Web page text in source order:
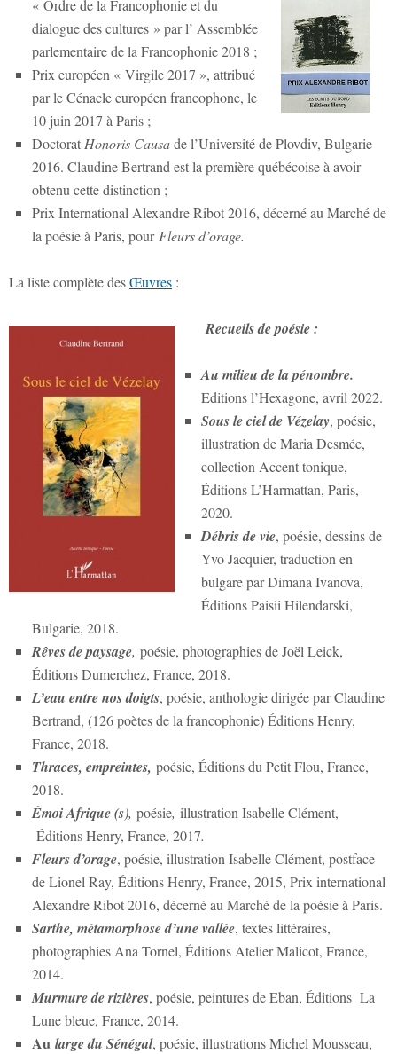
« Ordre de la Francophonie et du
dialogue des cultures » par l’ Assemblée
parlementaire de la Francophonie 2018 ;
Prix européen « Virgile 2017 », attribué
par le Cénacle européen francophone, le
10 juin 2017 à Paris ;
Doctorat Honoris Causade l’Université de Plovdiv, Bulgarie
2016. Claudine Bertrand est la première québécoise à avoir
obtenu cette distinction ;
Prix International Alexandre Ribot 2016, décerné au Marché de
la poésie à Paris, pour Fleurs d’orage.
La liste complète desŒuvres :
Recueils de poésie :
Au milieu de la pénombre.
Editions l’Hexagone, avril 2022.
Sous le ciel de Vézelay, poésie,
illustration de Maria Desmée,
collection Accent tonique,
Éditions L’Harmattan, Paris,
2020.
Débris de vie, poésie, dessins de
Yvo Jacquier, traduction en
bulgare par Dimana Ivanova,
Éditions Paisii Hilendarski,
Bulgarie, 2018.
Rêves de paysage, poésie, photographies de Joël Leick,
Éditions Dumerchez, France, 2018.
L’eau entre nos doigts, poésie, anthologie dirigée par Claudine
Bertrand, (126 poètes de la francophonie) Éditions Henry,
France, 2018.
Thraces, empreintes, poésie, Éditions du Petit Flou, France,
2018.
Émoi Afrique (s), poésie, illustration Isabelle Clément,
Éditions Henry, France, 2017.
Fleurs d’orage, poésie, illustration Isabelle Clément, postface
de Lionel Ray, Éditions Henry, France, 2015, Prix international
Alexandre Ribot 2016, décerné au Marché de la poésie à Paris.
Sarthe, métamorphose d’une vallée, textes littéraires,
photographies Ana Tornel, Éditions Atelier Malicot, France,
2014.
Murmure de rizières, poésie, peintures de Eban, Éditions La
Lune bleue, France, 2014.
Au large du Sénégal, poésie, illustrations Michel Mousseau,